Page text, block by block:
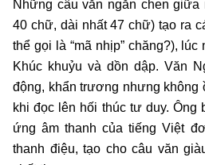
Những câu văn ngắn chen
40 chữ, dài nhất 47 chữ) tạo ra
thể gọi là “mã nhịp” chăng?),
Khúc khuỷu và dồn dập. Văn
động, khẩn trương nhưng không
khi đọc lên hối thúc tư duy. Ông
ứng âm thanh của tiếng Việt
thanh điệu, tạo cho câu văn